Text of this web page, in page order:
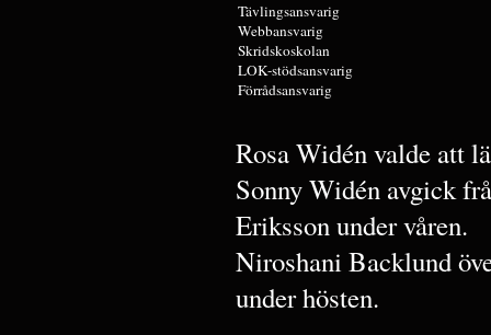
Tävlingsansvarig
Webbansvarig
Skridskoskolan
LOK-stödsansvarig
Förrådsansvarig
Rosa Widén valde att
Sonny Widén avgick
Eriksson under våren.
Niroshani Backlund
under hösten.